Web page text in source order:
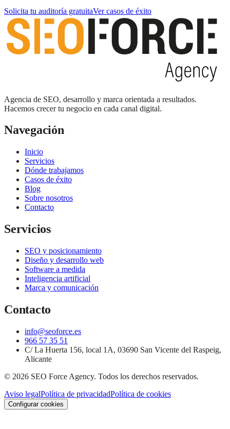
Solicita tu auditoría gratuitaVer casos de éxito
Agencia de SEO, desarrollo y marca orientada a resultados.
Hacemos crecer tu negocio en cada canal digital.
Navegación
Inicio
Servicios
Dónde trabajamos
Casos de éxito
Blog
Sobre nosotros
Contacto
Servicios
SEO y posicionamiento
Diseño y desarrollo web
Software a medida
Inteligencia artificial
Marca y comunicación
Contacto
info@seoforce.es
966 57 35 51
C/ La Huerta 156, local 1A, 03690 San Vicente del Raspeig,
Alicante
© 2026 SEO Force Agency. Todos los derechos reservados.
Aviso legalPolítica de privacidadPolítica de cookies
Configurar cookies